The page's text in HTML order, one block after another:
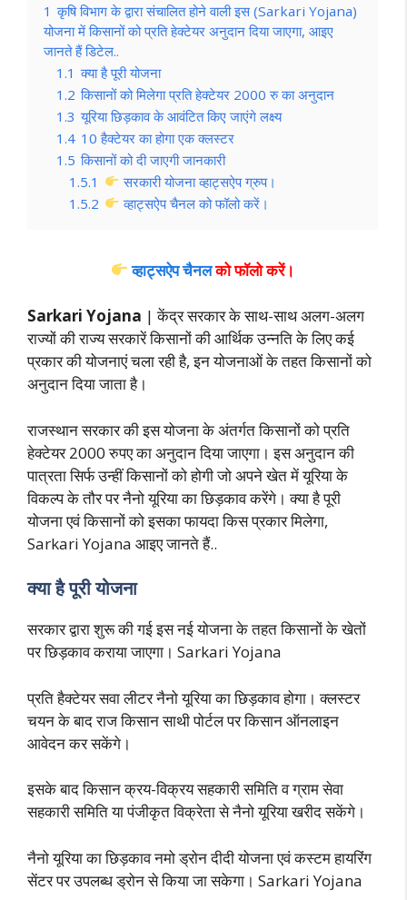
1 कृषि विभाग के द्वारा संचालित होने वाली इस (Sarkari Yojana)
योजना में किसानों को प्रति हेक्टेयर अनुदान दिया जाएगा, आइए
जानते हैं डिटेल..
1.1 क्या है पूरी योजना
1.2 किसानों को मिलेगा प्रति हेक्टेयर 2000 रु का अनुदान
1.3 यूरिया छिड़काव के आवंटित किए जाएंगे लक्ष्य
1.4 10 हैक्टेयर का होगा एक क्लस्टर
1.5 किसानों को दी जाएगी जानकारी
1.5.1
सरकारी योजना व्हाट्सऐप ग्रुप।
1.5.2
व्हाट्सऐप चैनल को फॉलो करें।
व्हाट्सऐप चैनलको फॉलो करें।
Sarkari Yojana | केंद्र सरकार के साथ-साथ अलग-अलग
राज्यों की राज्य सरकारें किसानों की आर्थिक उन्नति के लिए कई
प्रकार की योजनाएं चला रही है, इन योजनाओं के तहत किसानों को
अनुदान दिया जाता है।
राजस्थान सरकार की इस योजना के अंतर्गत किसानों को प्रति
हेक्टेयर 2000 रुपए का अनुदान दिया जाएगा। इस अनुदान की
पात्रता सिर्फ उन्हीं किसानों को होगी जो अपने खेत में यूरिया के
विकल्प के तौर पर नैनो यूरिया का छिड़काव करेंगे। क्या है पूरी
योजना एवं किसानों को इसका फायदा किस प्रकार मिलेगा,
Sarkari Yojana आइए जानते हैं..
क्या है पूरी योजना
सरकार द्वारा शुरू की गई इस नई योजना के तहत किसानों के खेतों
पर छिड़काव कराया जाएगा। Sarkari Yojana
प्रति हैक्टेयर सवा लीटर नैनो यूरिया का छिड़काव होगा। क्लस्टर
चयन के बाद राज किसान साथी पोर्टल पर किसान ऑनलाइन
आवेदन कर सकेंगे।
इसके बाद किसान क्रय-विक्रय सहकारी समिति व ग्राम सेवा
सहकारी समिति या पंजीकृत विक्रेता से नैनो यूरिया खरीद सकेंगे।
नैनो यूरिया का छिड़काव नमो ड्रोन दीदी योजना एवं कस्टम हायरिंग
सेंटर पर उपलब्ध ड्रोन से किया जा सकेगा। Sarkari Yojana